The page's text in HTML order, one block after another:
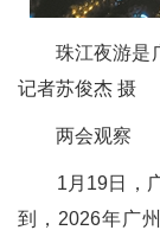
珠江夜游是广
记者苏俊杰 摄
两会观察
1月19日，广
到，2026年广